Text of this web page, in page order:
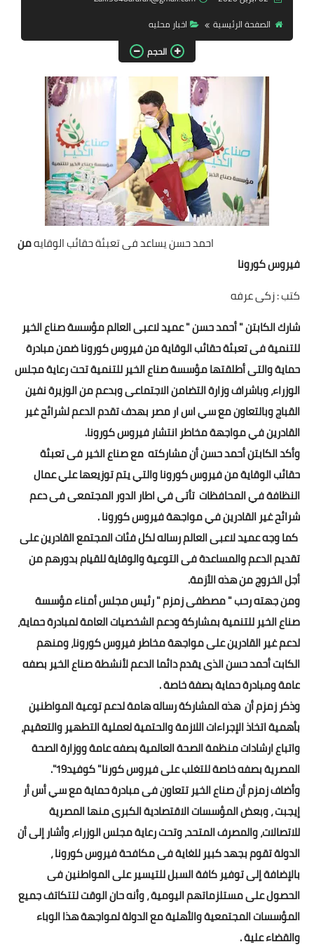
مقالات واراء
محافظات
القليوبية
الجيزة
الاسكندرية
الدقهلية
سوهاج
أخبار الرياضة
أخبار الفن
صحة
البوابة التعليمية
المزيد
اقتصاد
المرأة والطفل
حكاية صورة
ثقافة
بداية tv
حوادث
الصفحة الرئيسية
اخبار محليه
الحجم
احمد حسن يساعد فى تعبئة حقائب الوقايهمن
فيروس كورونا
كتب : زكى عرفه
شارك الكابتن " أحمد حسن " عميد لاعبى العالم مؤسسة صناع الخير
للتنمية فى تعبئة حقائب الوقاية من فيروس كورونا ضمن مبادرة
حماية والتى أطلقتها مؤسسة صناع الخير للتنمية تحت رعاية مجلس
الوزراء، وباشراف وزارة التضامن الاجتماعى وبدعم من الوزيرة نفين
القباج وبالتعاون مع سي اس ار مصر بهدف تقدم الدعم لشرائح غير
القادرين في مواجهة مخاطر انتشار فيروس كورونا.
وأكد الكابتن أحمد حسن أن مشاركته مع صناع الخير فى تعبئة
حقائب الوقاية من فيروس كورونا والتي يتم توزيعها علي عمال
النظافة في المحافظات تأتى في اطار الدور المجتمعى فى دعم
شرائح غير القادرين في مواجهة فيروس كورونا .
كما وجه عميد لاعبى العالم رساله لكل فئات المجتمع القادرين على
تقديم الدعم والمساعدة فى التوعية والوقاية للقيام بدورهم من
أجل الخروج من هذه الأزمة.
ومن جهته رحب " مصطفى زمزم " رئيس مجلس أمناء مؤسسة
صناع الخير للتنمية بمشاركة ودعم الشخصيات العامة لمبادرة حماية،
لدعم غير القادرين على مواجهة مخاطر فيروس كورونا، ومنهم
الكابت أحمد حسن الذى يقدم دائما الدعم لأنشطة صناع الخير بصفه
عامة ومبادرة حماية بصفة خاصة .
وذكر زمزم أن هذه المشاركة رساله هامة لدعم توعية المواطنين
بأهمية اتخاذ الإجراءات اللازمة والحتمية لعملية التطهير والتعقيم،
واتباع ارشادات منظمة الصحة العالمية بصفه عامة ووزارة الصحة
المصرية بصفه خاصة للتغلب على فيروس كورنا" كوفيد19".
وأضاف زمزم أن صناع الخير تتعاون فى مبادرة حماية مع سي أس أر
إيجبت ، وبعض المؤسسات الاقتصادية الكبرى منها المصرية
للاتصالات، والمصرف المتحد، وتحت رعاية مجلس الوزراء، وأشار إلى أن
الدولة تقوم بجهد كبير للغاية فى مكافحة فيروس كورونا ،
بالإضافة إلى توفير كافة السبل للتيسير على المواطنين فى
الحصول على مستلزماتهم اليومية ، وأنه حان الوقت لتتكاتف جميع
المؤسسات المجتمعية والأهلية مع الدولة لمواجهة هذا الوباء
والقضاء علية .